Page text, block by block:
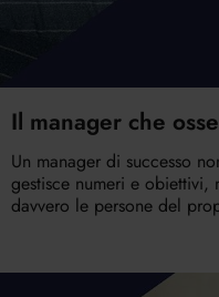
Il manager che
Un manager di successo
gestisce numeri e obiettivi,
davvero le persone del